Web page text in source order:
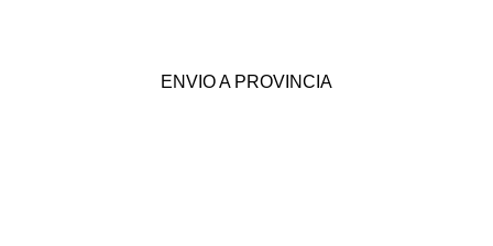
ENVIO A PROVINCIA